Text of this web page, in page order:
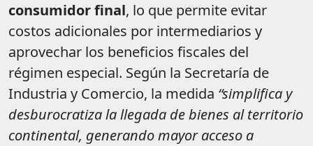
consumidor final, lo que permite evitar
costos adicionales por intermediarios y
aprovechar los beneficios fiscales del
régimen especial. Según la Secretaría de
Industria y Comercio, la medida “simplifica y
desburocratiza la llegada de bienes al territorio
continental, generando mayor acceso a